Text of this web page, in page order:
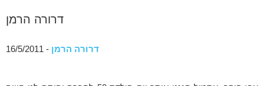
דרורה הרמן
דרורה הרמן - 16/5/2011